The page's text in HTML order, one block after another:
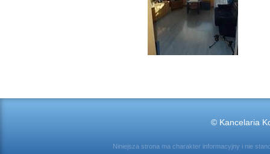
© Kancelaria
Niniejsza strona ma charakter informacyjny i nie